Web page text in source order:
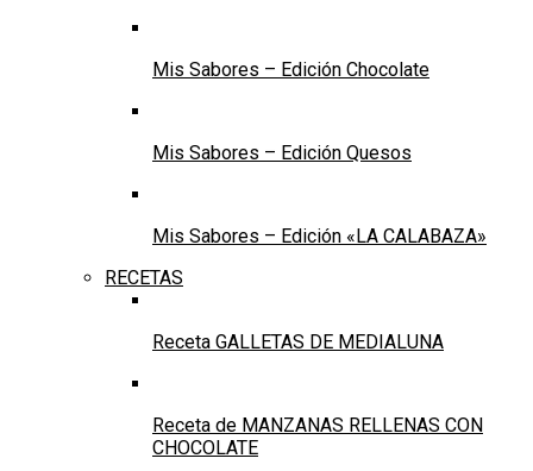
Mis Sabores – Edición Chocolate
Mis Sabores – Edición Quesos
Mis Sabores – Edición «LA CALABAZA»
RECETAS
Receta GALLETAS DE MEDIALUNA
Receta de MANZANAS RELLENAS CON
CHOCOLATE